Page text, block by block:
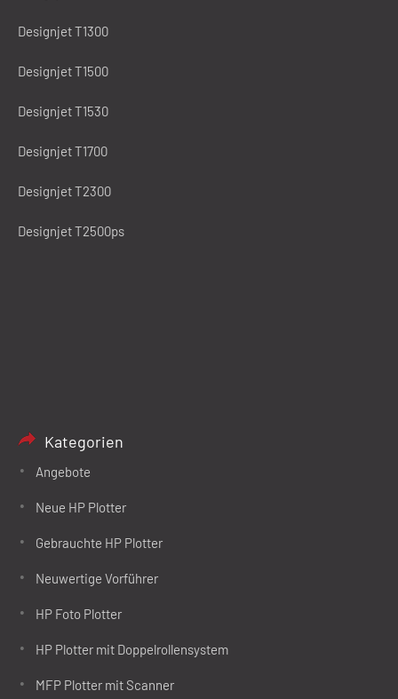
Designjet T1300
Designjet T1500
Designjet T1530
Designjet T1700
Designjet T2300
Designjet T2500ps
Kategorien
Angebote
Neue HP Plotter
Gebrauchte HP Plotter
Neuwertige Vorführer
HP Foto Plotter
HP Plotter mit Doppelrollensystem
MFP Plotter mit Scanner